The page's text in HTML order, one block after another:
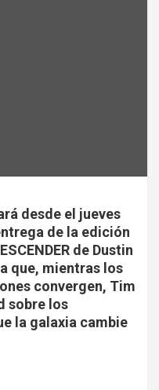
desde el jueves
de la edición
de Dustin
que, mientras los
convergen, Tim
sobre los
la galaxia cambie